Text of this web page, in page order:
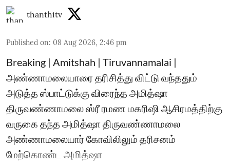
thanthitv
Published on: 08 Aug 2026, 2:46 pm
Breaking | Amitshah | Tiruvannamalai |
அண்ணாமலையாரை தரிசித்து விட்டு வந்ததும்
அடுத்த ஸ்பாட்டுக்கு விரைந்த அமித்ஷா
திருவண்ணாமலை ஸ்ரீ ரமண மகரிஷி ஆசிரமத்திற்கு
வருகை தந்த அமித்ஷா திருவண்ணாமலை
அண்ணாமலையார் கோவிலிலும் தரிசனம்
மேற்கொண்ட அமித்ஷா